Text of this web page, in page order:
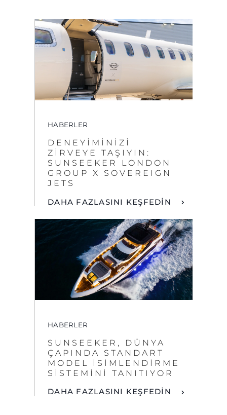
HABERLER
DENEYIMINIZI
SUNSEEKER LONDON
GROUP X SOVEREIGN
JETS
DAHA FAZLASINI KEŞFEDİN
HABERLER
SUNSEEKER, DÜNYA
SİSTEMİNİ TANITIYOR
DAHA FAZLASINI KEŞFEDİN